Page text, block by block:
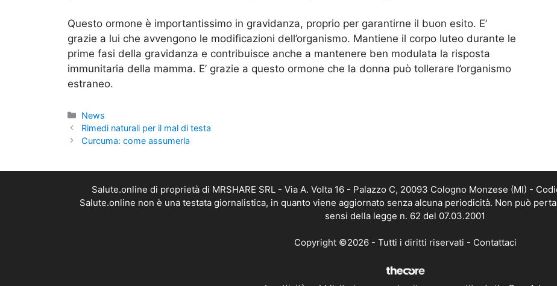
Questo ormone è importantissimo in gravidanza, proprio per garantirne il buon esito. E’
grazie a lui che avvengono le modificazioni dell’organismo. Mantiene il corpo luteo durante le
prime fasi della gravidanza e contribuisce anche a mantenere ben modulata la risposta
immunitaria della mamma. E’ grazie a questo ormone che la donna può tollerare l’organismo
estraneo.
Categorie
News
Rimedi naturali per il mal di testa
Curcuma: come assumerla
Salute.online di proprietà di MRSHARE SRL - Via A. Volta 16 - Palazzo C, 20093 Cologno Monzese (MI) -
Salute.online non è una testata giornalistica, in quanto viene aggiornato senza alcuna periodicità. Non può
sensi della legge n. 62 del 07.03.2001
Copyright ©2026 - Tutti i diritti riservati - Contattaci